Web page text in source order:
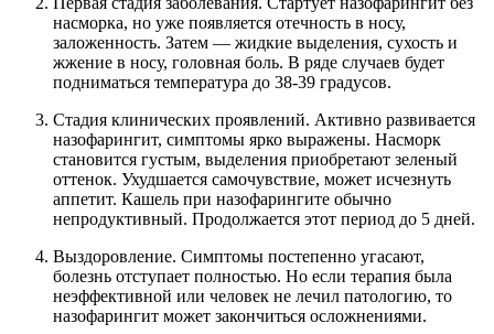
насморка, но уже появляется отечность в носу,
заложенность. Затем — жидкие выделения, сухость и
жжение в носу, головная боль. В ряде случаев будет
подниматься температура до 38-39 градусов.
Стадия клинических проявлений. Активно развивается
назофарингит, симптомы ярко выражены. Насморк
становится густым, выделения приобретают зеленый
оттенок. Ухудшается самочувствие, может исчезнуть
аппетит. Кашель при назофарингите обычно
непродуктивный. Продолжается этот период до 5 дней.
Выздоровление. Симптомы постепенно угасают,
болезнь отступает полностью. Но если терапия была
неэффективной или человек не лечил патологию, то
назофарингит может закончиться осложнениями.